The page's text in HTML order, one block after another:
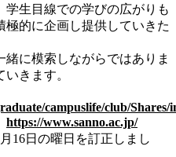
生目線での学びの広がりも
的に企画し提供していきた
に模索しながらではありま
きます。
campuslife/club/Shares/
https://www.sanno.ac.jp/
16日の曜日を訂正しまし